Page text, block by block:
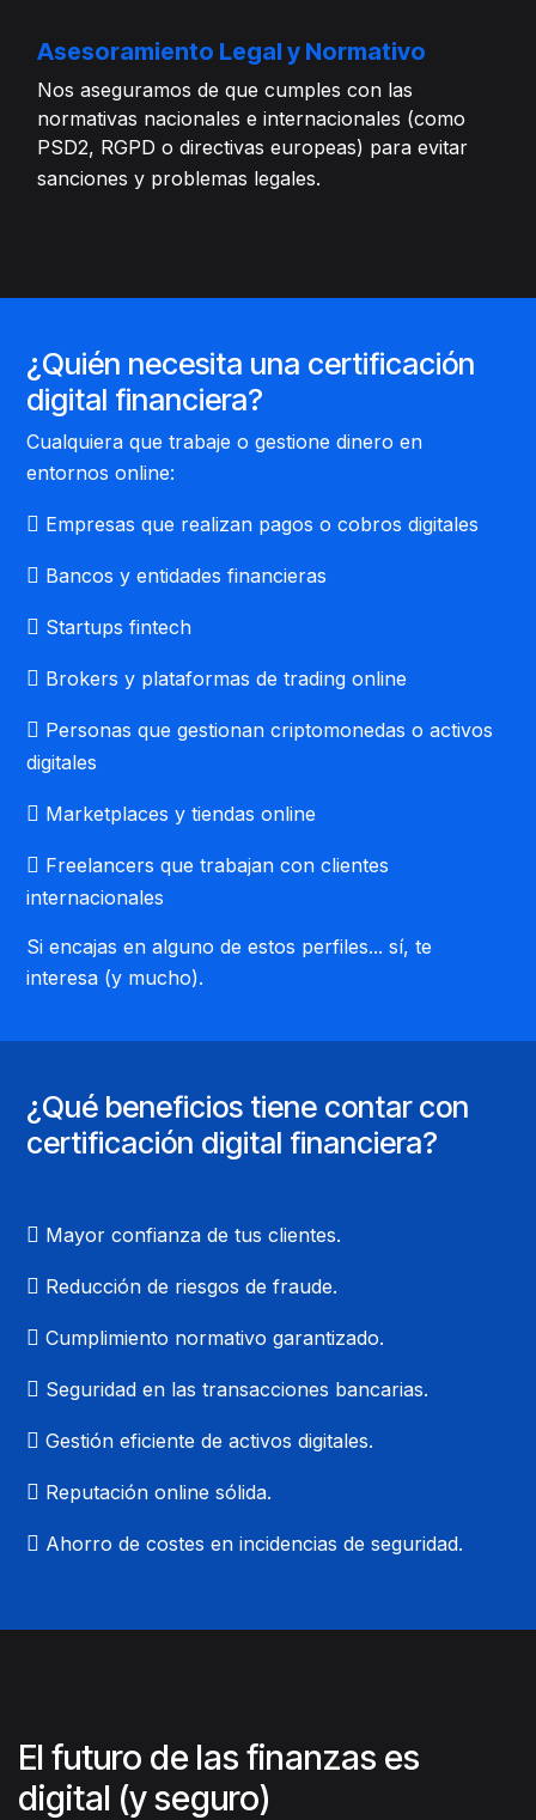
Asesoramiento Legal y Normativo
Nos aseguramos de que cumples con las
normativas nacionales e internacionales (como
PSD2, RGPD o directivas europeas) para evitar
sanciones y problemas legales.
¿Quién necesita una certificación
digital financiera?
Cualquiera que trabaje o gestione dinero en
entornos online:
Empresas que realizan pagos o cobros digitales
Bancos y entidades financieras
Startups fintech
Brokers y plataformas de trading online
Personas que gestionan criptomonedas o activos
digitales
Marketplaces y tiendas online
Freelancers que trabajan con clientes
internacionales
Si encajas en alguno de estos perfiles... sí, te
interesa (y mucho).
¿Qué beneficios tiene contar con
certificación digital financiera?
Mayor confianza de tus clientes.
Reducción de riesgos de fraude.
Cumplimiento normativo garantizado.
Seguridad en las transacciones bancarias.
Gestión eficiente de activos digitales.
Reputación online sólida.
Ahorro de costes en incidencias de seguridad.
El futuro de las finanzas es
digital (y seguro)